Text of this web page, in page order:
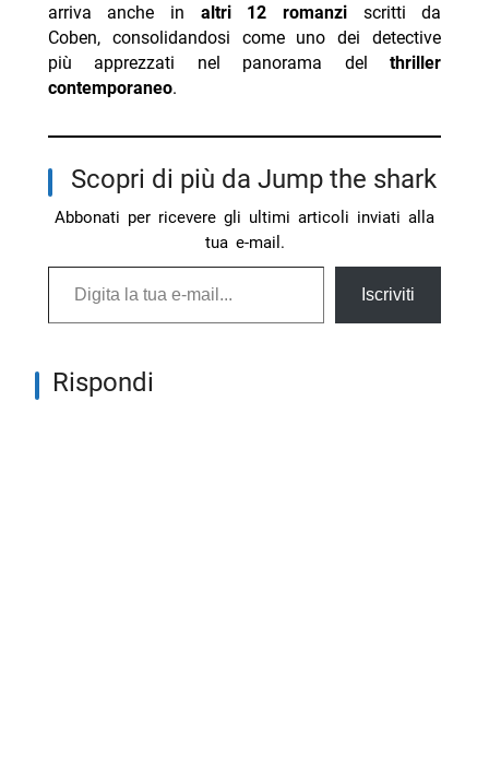
arriva anche in altri 12 romanziscritti da
Coben, consolidandosi come uno dei detective
più apprezzati nel panorama delthriller
contemporaneo.
Scopri di più da Jump the shark
Abbonati per ricevere gli ultimi articoli inviati alla
tua e-mail.
Digita la tua e-mail...
Iscriviti
Rispondi